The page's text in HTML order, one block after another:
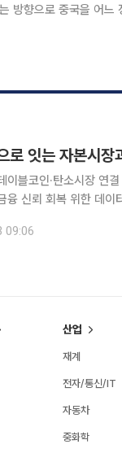
어느 정도 통제를 할 수 있었
로 잇는 자본시
이블코인·탄소시장 연
회복 위한 데이터 투명성·제도 정
래나 기록이 블록체인
09:06
산업
재계
전자/통신/IT
자동차
중화학